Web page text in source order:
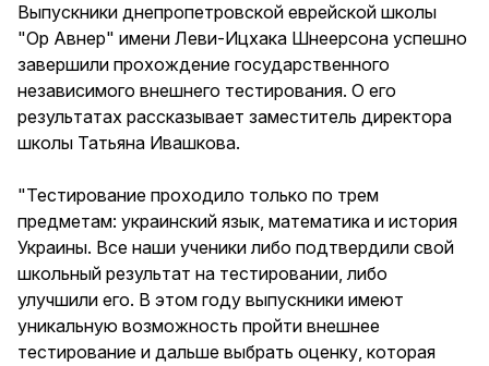
Выпускники днепропетровской еврейской школы
"Ор Авнер" имени Леви-Ицхака Шнеерсона успешно
завершили прохождение государственного
независимого внешнего тестирования. О его
результатах рассказывает заместитель директора
школы Татьяна Ивашкова.
"Тестирование проходило только по трем
предметам: украинский язык, математика и история
Украины. Все наши ученики либо подтвердили свой
школьный результат на тестировании, либо
улучшили его. В этом году выпускники имеют
уникальную возможность пройти внешнее
тестирование и дальше выбрать оценку, которая